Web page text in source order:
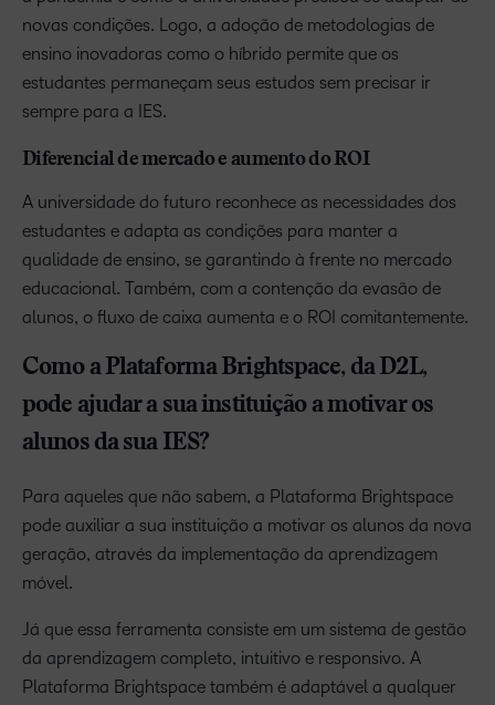
novas condições. Logo, a adoção de metodologias de
ensino inovadoras como o híbrido permite que os
estudantes permaneçam seus estudos sem precisar ir
sempre para a IES.
Diferencial de mercado e aumento do ROI
A universidade do futuro reconhece as necessidades dos
estudantes e adapta as condições para manter a
qualidade de ensino, se garantindo à frente no mercado
educacional. Também, com a contenção da evasão de
alunos, o fluxo de caixa aumenta e o ROI comitantemente.
Como a Plataforma Brightspace, da D2L,
pode ajudar a sua instituição a motivar os
alunos da sua IES?
Para aqueles que não sabem, a Plataforma Brightspace
pode auxiliar a sua instituição a motivar os alunos da nova
geração, através da implementação da aprendizagem
móvel.
Já que essa ferramenta consiste em um sistema de gestão
da aprendizagem completo, intuitivo e responsivo. A
Plataforma Brightspace também é adaptável a qualquer